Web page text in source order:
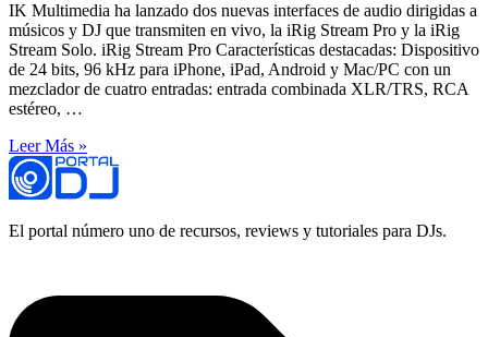
IK Multimedia ha lanzado dos nuevas interfaces de audio dirigidas a
músicos y DJ que transmiten en vivo, la iRig Stream Pro y la iRig
Stream Solo. iRig Stream Pro Características destacadas: Dispositivo
de 24 bits, 96 kHz para iPhone, iPad, Android y Mac/PC con un
mezclador de cuatro entradas: entrada combinada XLR/TRS, RCA
estéreo, …
Leer Más »
El portal número uno de recursos, reviews y tutoriales para DJs.